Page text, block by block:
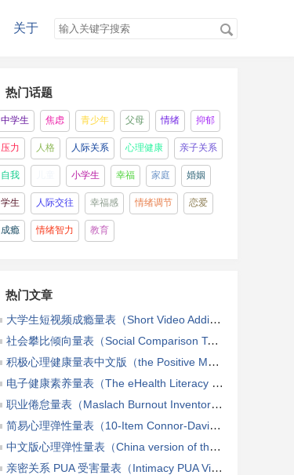
关于
热门话题
中学生 焦虑 青少年 父母 情绪 抑郁
压力 人格 人际关系 心理健康 亲子关系
自我 小学生 幸福 家庭 婚姻
学生 人际交往 幸福感 情绪调节 恋爱
成瘾 情绪智力 教育
热门文章
大学生短视频成瘾量表（Short Video Addiction Scale among College Students）
社会攀比倾向量表（Social Comparison Tendency Scale，SCTS）
积极心理健康量表中文版（the Positive Mental Health Scale，PMHS-C）
电子健康素养量表（The eHealth Literacy Scale，eHEALS）
职业倦怠量表（Maslach Burnout Inventory, MBI）
简易心理弹性量表（10-Item Connor-Davidson Resilience Scale，CD-RISC-10）
中文版心理弹性量表（China version of the Connor-Davidson resilience scale，CD-RISC）
亲密关系 PUA 受害量表（Intimacy PUA Victimisation Scale）